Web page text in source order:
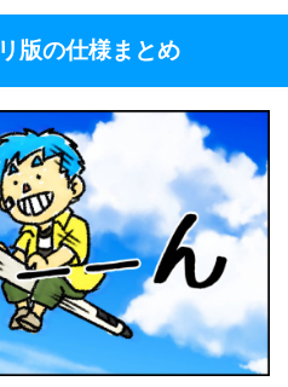
版の仕様まとめ